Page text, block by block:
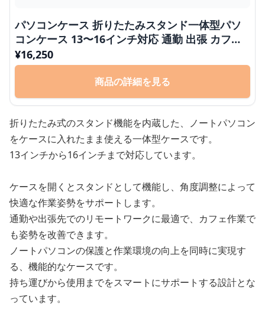
パソコンケース 折りたたみスタンド一体型パソ
コンケース 13〜16インチ対応 通勤 出張 カフェ
作業 リモートワーク
¥16,250
商品の詳細を見る
折りたたみ式のスタンド機能を内蔵した、ノートパソコン
をケースに入れたまま使える一体型ケースです。
13インチから16インチまで対応しています。
ケースを開くとスタンドとして機能し、角度調整によって
快適な作業姿勢をサポートします。
通勤や出張先でのリモートワークに最適で、カフェ作業で
も姿勢を改善できます。
ノートパソコンの保護と作業環境の向上を同時に実現す
る、機能的なケースです。
持ち運びから使用までをスマートにサポートする設計とな
っています。